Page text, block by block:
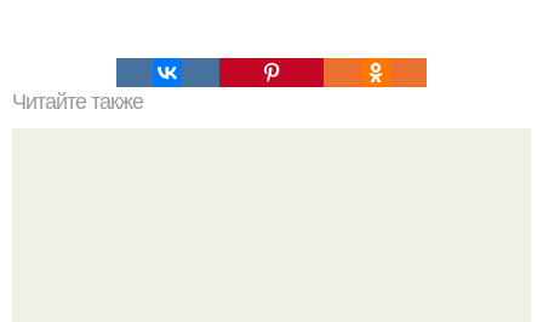
Читайте также